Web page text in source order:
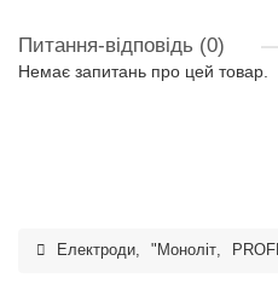
Питання-відповідь (0)
Немає запитань про цей товар.
Електроди, "Моноліт,